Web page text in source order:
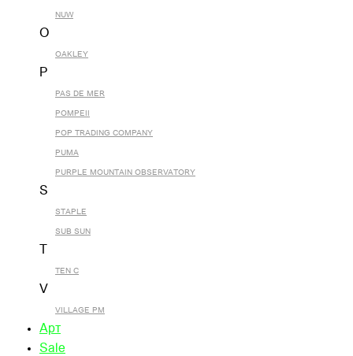
NUW
O
OAKLEY
P
PAS DE MER
POMPEII
POP TRADING COMPANY
PUMA
PURPLE MOUNTAIN OBSERVATORY
S
STAPLE
SUB SUN
TEN C
V
VILLAGE PM
Арт
Sale